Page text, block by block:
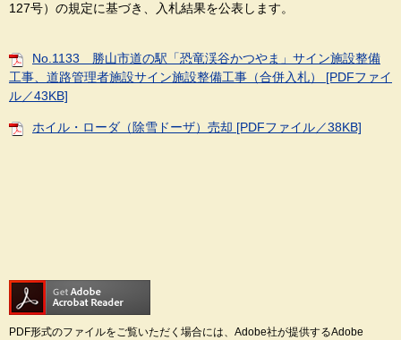
127号）の規定に基づき、入札結果を公表します。
No.1133 勝山市道の駅「恐竜渓谷かつやま」サイン施設整備
工事、道路管理者施設サイン施設整備工事（合併入札） [PDFファイ
ル／43KB]
ホイル・ローダ（除雪ドーザ）売却 [PDFファイル／38KB]
PDF形式のファイルをご覧いただく場合には、Adobe社が提供するAdobe